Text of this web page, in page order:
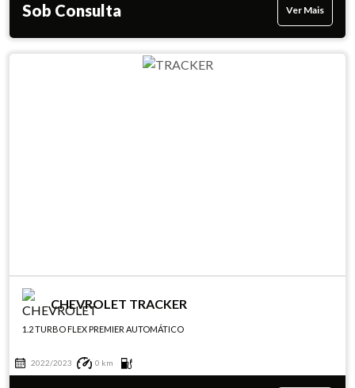
Sob Consulta Ver Mais
CHEVROLET TRACKER
1.2 TURBO FLEX PREMIER AUTOMÁTICO
2022/2023 0 km